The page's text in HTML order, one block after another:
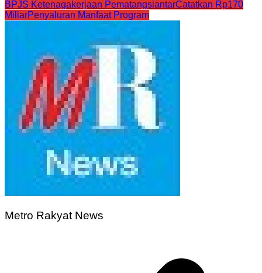
BPJS Ketenagakerjaan PematangsiantarCatatkan Rp170
MiliarPenyaluran Manfaat Program
Metro Rakyat News